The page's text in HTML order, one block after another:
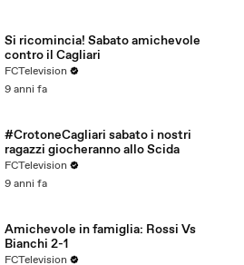
Si ricomincia! Sabato amichevole
contro il Cagliari
FCTelevision
9 anni fa
#CrotoneCagliari sabato i nostri
ragazzi giocheranno allo Scida
FCTelevision
9 anni fa
Amichevole in famiglia: Rossi Vs
Bianchi 2-1
FCTelevision